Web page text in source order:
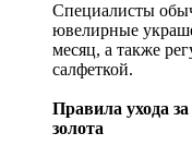
Специалисты
ювелирные
месяц, а также
салфеткой.
Правила ухода
золота